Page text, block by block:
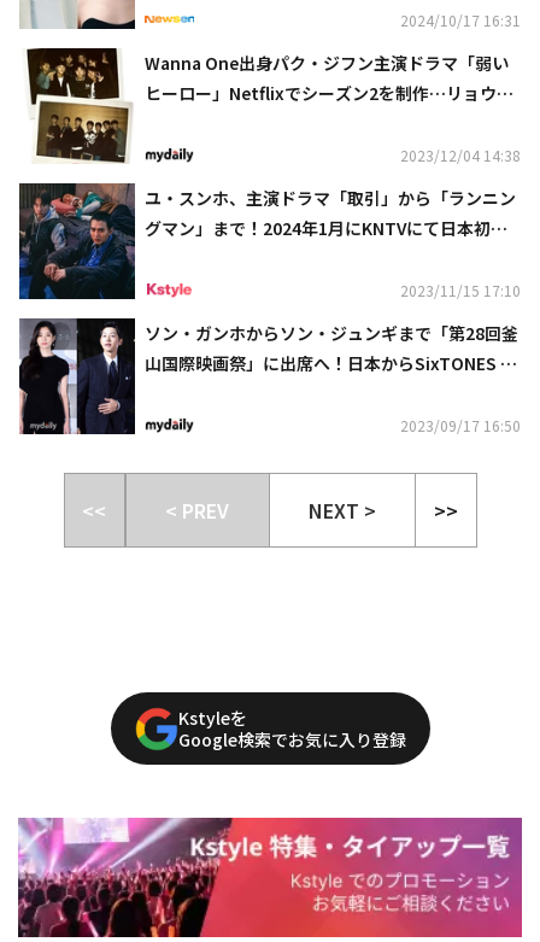
2024/10/17 16:31
Wanna One出身パク・ジフン主演ドラマ「弱い
ヒーロー」Netflixでシーズン2を制作…リョウン
2023/12/04 14:38
ユ・スンホ、主演ドラマ「取引」から「ランニン
グマン」まで！2024年1月にKNTVにて日本初放
2023/11/15 17:10
ソン・ガンホからソン・ジュンギまで「第28回釜
山国際映画祭」に出席へ！日本からSixTONES 松
2023/09/17 16:50
<< < PREV NEXT > >>
Kstyleを
Google検索でお気に入り登録